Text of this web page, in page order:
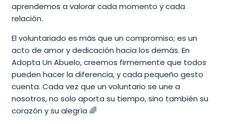
aprendemos a valorar cada momento y cada
relación.
El voluntariado es más que un compromiso; es un
acto de amor y dedicación hacia los demás. En
Adopta Un Abuelo, creemos firmemente que todos
pueden hacer la diferencia, y cada pequeño gesto
cuenta. Cada vez que un voluntario se une a
nosotros, no solo aporta su tiempo, sino también su
corazón y su alegría 🌈